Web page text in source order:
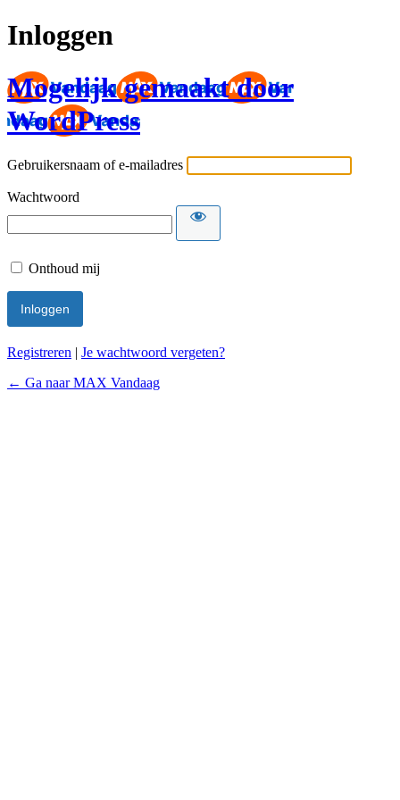
Inloggen
Mogelijk gemaakt door
WordPress
Gebruikersnaam of e-mailadres
Wachtwoord
Onthoud mij
Registreren | Je wachtwoord vergeten?
← Ga naar MAX Vandaag